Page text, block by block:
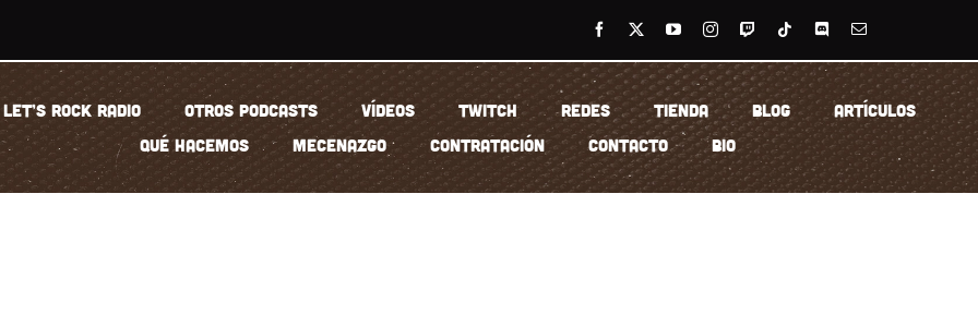
LET’S ROCK RADIO OTROS PODCASTS VÍDEOS TWITCH REDES TIENDA BLOG
ARTÍCULOS
QUÉ HACEMOS
MECENAZGO CONTRATACIÓN CONTACTO BIO